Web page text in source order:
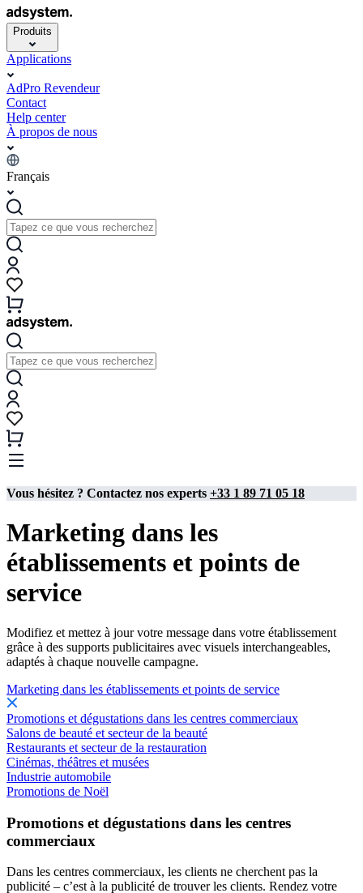
Produits
Applications
AdPro Revendeur
Contact
Help center
À propos de nous
Français
Vous hésitez ? Contactez nos experts +33 1 89 71 05 18
Marketing dans les
établissements et points de
service
Modifiez et mettez à jour votre message dans votre établissement
grâce à des supports publicitaires avec visuels interchangeables,
adaptés à chaque nouvelle campagne.
Marketing dans les établissements et points de service
Promotions et dégustations dans les centres commerciaux
Salons de beauté et secteur de la beauté
Restaurants et secteur de la restauration
Cinémas, théâtres et musées
Industrie automobile
Promotions de Noël
Promotions et dégustations dans les centres
commerciaux
Dans les centres commerciaux, les clients ne cherchent pas la
publicité – c’est à la publicité de trouver les clients. Rendez votre